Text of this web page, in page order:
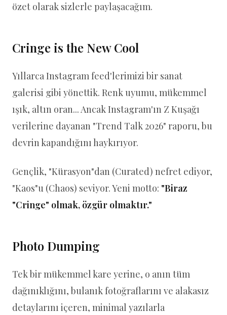
özet olarak sizlerle paylaşacağım.
Cringe is the New Cool
Yıllarca Instagram feed'lerimizi bir sanat
galerisi gibi yönettik. Renk uyumu, mükemmel
ışık, altın oran... Ancak Instagram'ın Z Kuşağı
verilerine dayanan "Trend Talk 2026" raporu, bu
devrin kapandığını haykırıyor.
Gençlik, "Kürasyon"dan (Curated) nefret ediyor,
"Kaos"u (Chaos) seviyor. Yeni motto: "Biraz
"Cringe" olmak, özgür olmaktır."
Photo Dumping
Tek bir mükemmel kare yerine, o anın tüm
dağınıklığını, bulanık fotoğraflarını ve alakasız
detaylarını içeren, minimal yazılarla